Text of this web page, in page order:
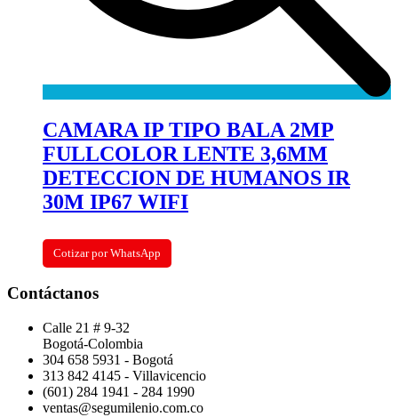
CAMARA IP TIPO BALA 2MP
FULLCOLOR LENTE 3,6MM
DETECCION DE HUMANOS IR
30M IP67 WIFI
Cotizar por WhatsApp
Contáctanos
Calle 21 # 9-32
Bogotá-Colombia
304 658 5931 - Bogotá
313 842 4145 - Villavicencio
(601) 284 1941 - 284 1990
ventas@segumilenio.com.co